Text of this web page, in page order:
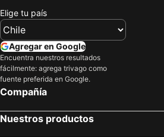
Hotel
Windsor Florida Hotel
Rede Andrade Canada
ibis budget RJ Praia de Botafogo
Hotel Nacional
Windsor Barra Hotel
Hotel Galicia
Américas Granada Hotel
Elige tu país
Agregar en Google
Encuentra nuestros resultados
fácilmente: agrega trivago como
fuente preferida en Google.
Compañía
Nuestros productos